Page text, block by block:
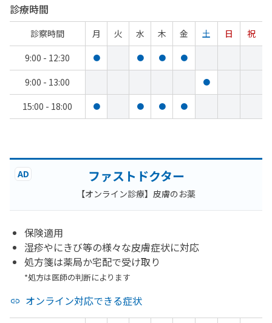
診療時間
診察時間 月 火 水 木 金 土 日
祝
9:00 - 12:30
● ● ● ●
9:00 - 13:00 ●
15:00 - 18:00 ● ● ● ●
AD ファストドクター
【オンライン診療】皮膚のお薬
保険適用
湿疹やにきび等の様々な皮膚症状に対応
処方箋は薬局か宅配で受け取り
*処方は医師の判断によります
オンライン対応できる症状